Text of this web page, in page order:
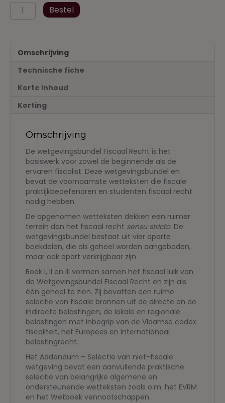
Wetgevingsbundel
Fiscaal
Addendum
van
fiscale
Bestel
Omschrijving
Technische fiche
Korte inhoud
Korting
Omschrijving
De wetgevingsbundel Fiscaal Recht is het
basiswerk voor zowel de beginnende als de
ervaren fiscalist. Deze wetgevingsbundel en
bevat de voornaamste wetteksten die fiscale
praktijkbeoefenaren en studenten fiscaal recht
nodig hebben.
De opgenomen wetteksten dekken een ruimer
terrein dan het fiscaal recht sensu stricto. De
wetgevingsbundel bestaat uit vier aparte
boekdelen, die als geheel worden aangeboden,
maar ook apart verkrijgbaar zijn.
Boek I, II en III vormen samen het fiscaal luik van
de Wetgevingsbundel Fiscaal Recht en zijn als
één geheel te zien. Zij bevatten een ruime
selectie van fiscale bronnen uit de directe en de
indirecte belastingen, de lokale en regionale
belastingen met inbegrip van de Vlaamse codex
fiscaliteit, het Europees en Internationaal
belastingrecht.
Het Addendum – Selectie van niet-fiscale
wetgeving bevat een aanvullende praktische
selectie van belangrijke algemene en
ondersteunende wetteksten zoals o.m. het EVRM
en het Wetboek vennootschappen.